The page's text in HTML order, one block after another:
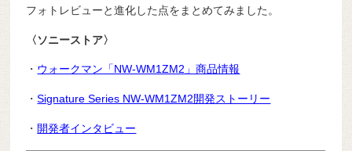
フォトレビューと進化した点をまとめてみました。
〈ソニーストア〉
・ ウォークマン「NW-WM1ZM2」商品情報
・Signature Series NW-WM1ZM2開発ストーリー
・ 開発者インタビュー